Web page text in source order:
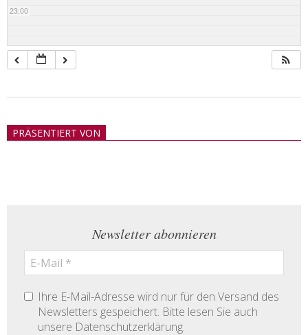
23:00
21PRÄSENTIERT VON
Newsletter abonnieren
Ihre E-Mail-Adresse wird nur für den Versand des
Newsletters gespeichert. Bitte lesen Sie auch
unsere Datenschutzerklärung.